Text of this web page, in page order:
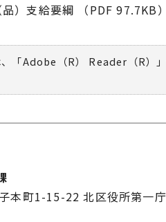
）支給要綱 （PDF 97.7KB）
「Adobe（R） Reader（R）
町1-15-22 北区役所第一